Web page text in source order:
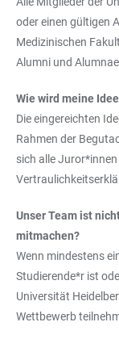
oder einen gültigen
Medizinischen
Alumni und
Wie wird meine
Die eingereichten
Rahmen der
sich alle
Unser Team ist
mitmachen?
Wenn mindestens
Studierende*r ist
Universität
Wettbewerb